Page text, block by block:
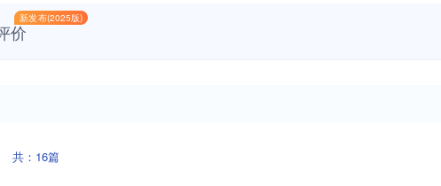
新发布(2025版)
价
共：16篇